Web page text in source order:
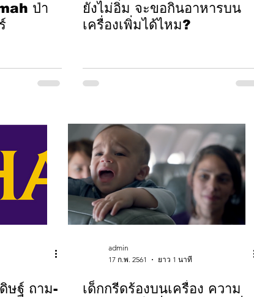
ป่า
ยังไม่อิ่ม จะขอกินอาหารบน
เครื่องเพิ่มได้ไหม?
ษฐ์ ถาม-
admin
17 ก.พ. 2561
ยาว 1 นาที
เด็กกรีดร้องบนเครื่อง ความ